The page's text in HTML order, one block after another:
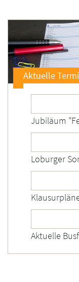
Aktuelle
Jubiläum
Loburger
Aktuelle